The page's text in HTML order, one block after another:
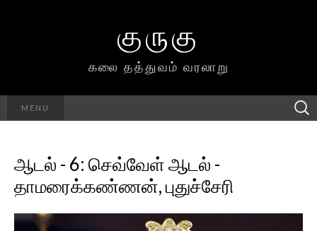
குருகு
கலை தத்துவம் வரலாறு
MENU
Searc
h for:
ஆடல் - 6: செவ்வேள் ஆடல் -
தாமரைக்கண்ணன், புதுச்சேரி